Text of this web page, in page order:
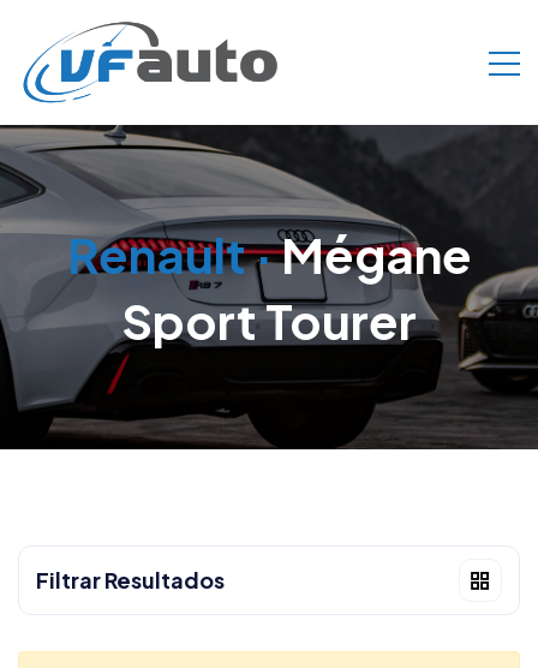
Renault·Mégane
Sport Tourer
Filtrar Resultados